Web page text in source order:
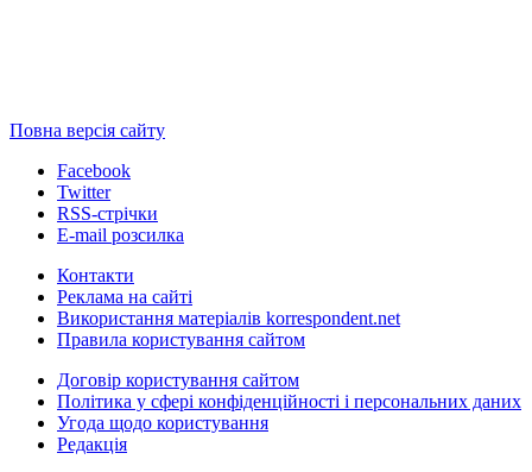
Повна версія сайту
Facebook
Twitter
RSS-стрічки
E-mail розсилка
Контакти
Реклама на сайті
Використання матеріалів korrespondent.net
Правила користування сайтом
Договір користування сайтом
Політика у сфері конфіденційності і персональних даних
Угода щодо користування
Редакція